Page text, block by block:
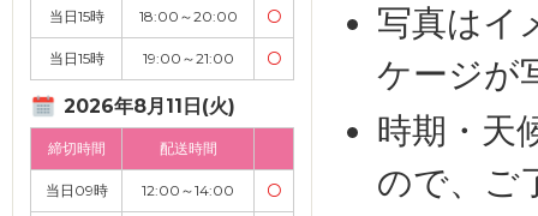
当日15時 18:00～20:00 〇
当日15時 19:00～21:00 〇
2026年8月11日(火)
締切時間 配送時間
当日09時 12:00～14:00 〇
写真はイ
ケージが
時期・天
ので、ご